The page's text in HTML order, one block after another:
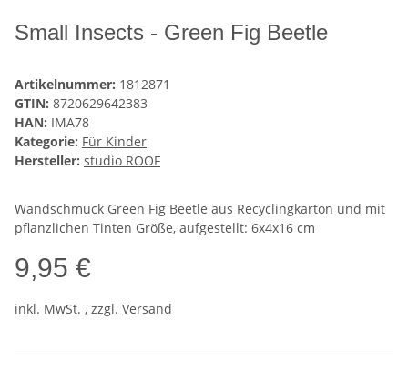
Small Insects - Green Fig Beetle
Artikelnummer: 1812871
GTIN: 8720629642383
HAN: IMA78
Kategorie: Für Kinder
Hersteller: studio ROOF
Wandschmuck Green Fig Beetle aus Recyclingkarton und mit
pflanzlichen Tinten Größe, aufgestellt: 6x4x16 cm
9,95 €
inkl. MwSt. , zzgl. Versand